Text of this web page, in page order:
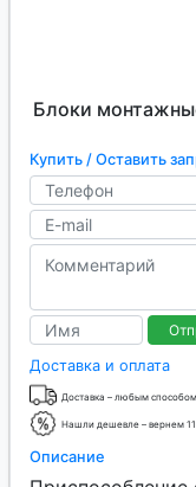
Блоки
Купить / Оставить
Доставка и оплата
Доставка – любым способом
Нашли дешевле – вернем
Описание